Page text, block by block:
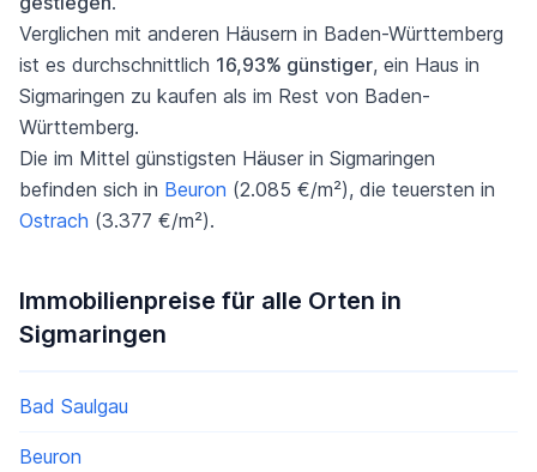
Verglichen mit anderen Häusern in Baden-Württemberg
ist es durchschnittlich 16,93% günstiger, ein Haus in
Sigmaringen zu kaufen als im Rest von Baden-
Württemberg.
Die im Mittel günstigsten Häuser in Sigmaringen
befinden sich in Beuron (2.085 €/m²), die teuersten in
Ostrach (3.377 €/m²).
Immobilienpreise für alle Orten in
Sigmaringen
Bad Saulgau
Beuron